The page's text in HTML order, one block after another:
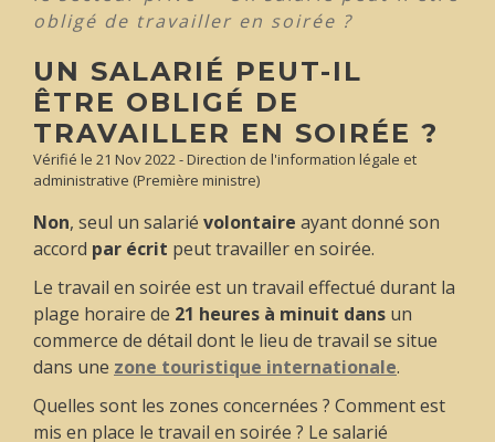
obligé de travailler en soirée ?
UN SALARIÉ PEUT-IL
ÊTRE OBLIGÉ DE
TRAVAILLER EN SOIRÉE ?
Vérifié le 21 Nov 2022 - Direction de l'information légale et
administrative (Première ministre)
Non, seul un salarié volontaire ayant donné son
accord par écrit peut travailler en soirée.
Le travail en soirée est un travail effectué durant la
plage horaire de 21 heures à minuit dans un
commerce de détail dont le lieu de travail se situe
dans une zone touristique internationale.
Quelles sont les zones concernées ? Comment est
mis en place le travail en soirée ? Le salarié